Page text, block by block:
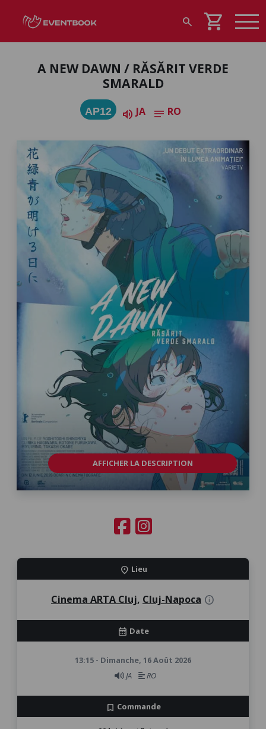
search shopping_cart
A NEW DAWN / RĂSĂRIT VERDE
SMARALD
AP12 volume_up JA notes RO
AFFICHER LA DESCRIPTION
location_on Lieu
Cinema ARTA Cluj, Cluj-Napoca info
calendar_month Date
13:15 - Dimanche, 16 Août 2026
JA
RO
bookmark Commande